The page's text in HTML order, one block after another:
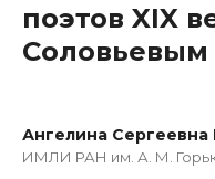
поэтов XIX
Соловьевым
Ангелина Сергеевна
ИМЛИ РАН им. А. М.